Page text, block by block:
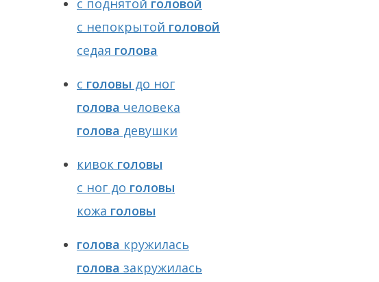
с поднятой головой
с непокрытой головой
седая голова
с головы до ног
голова человека
голова девушки
кивок головы
с ног до головы
кожа головы
голова кружилась
голова закружилась